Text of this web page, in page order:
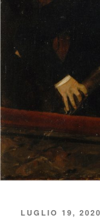
PUBBLICATO
LUGLIO 19, 2020